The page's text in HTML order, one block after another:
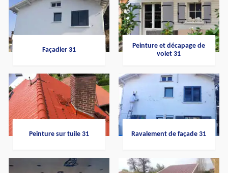
Façadier 31
Peinture et décapage de
volet 31
Peinture sur tuile 31 Ravalement de façade 31